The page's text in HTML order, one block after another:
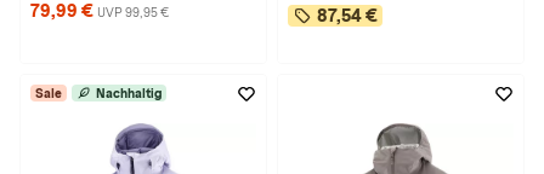
79,99 € UVP 99,95 € 87,54 €
Sale Nachhaltig